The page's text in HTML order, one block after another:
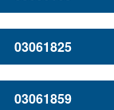
03061825
03061859